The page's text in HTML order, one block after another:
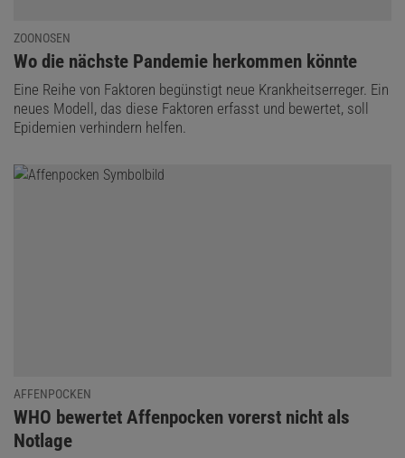
ZOONOSEN
:
Wo die nächste Pandemie herkommen könnte
Eine Reihe von Faktoren begünstigt neue Krankheitserreger. Ein
neues Modell, das diese Faktoren erfasst und bewertet, soll
Epidemien verhindern helfen.
AFFENPOCKEN
:
WHO bewertet Affenpocken vorerst nicht als
Notlage